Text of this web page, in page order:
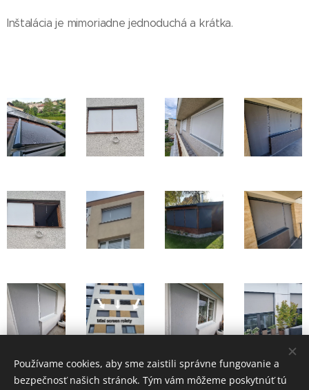
Inštalácia je mimoriadne jednoduchá a krátka.
Používame cookies, aby sme zaistili správne fungovanie a
bezpečnosť našich stránok. Tým vám môžeme poskytnúť tú